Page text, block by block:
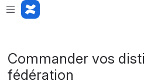
Loading app...
Commander vos
fédération